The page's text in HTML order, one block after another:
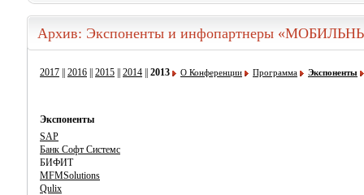
Архив: Экспоненты и инфопартнеры
2017 2016 2015 2014 2013 О Конференции Программа Экспоненты
Экспоненты
SAP
Банк Софт Системс
БИФИТ
MFMSolutions
Qulix